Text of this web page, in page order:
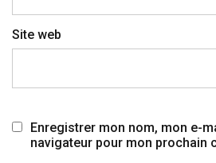
Site web
Enregistrer mon nom, mon e-
navigateur pour mon prochain